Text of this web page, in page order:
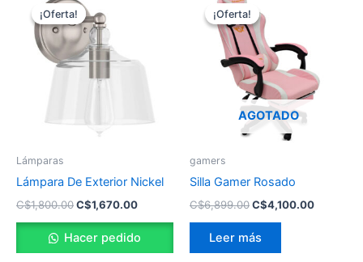
¡Oferta!
¡Oferta!
Lámparas
Lámpara De Exterior Nickel
C$1,800.00
precio
original
era:
C$1,800.00.
C$1,670.00
Hacer pedido
¡Oferta!
AGOTADO
¡Oferta!
gamers
Silla Gamer Rosado
C$6,899.00
original
era:
C$6,899.00.
C$4,100.00
Leer más